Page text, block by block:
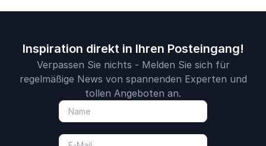
Inspiration direkt in Ihren Posteingang!
Verpassen Sie nichts - Melden Sie sich für
regelmäßige News von spannenden Experten und
tollen Angeboten an.